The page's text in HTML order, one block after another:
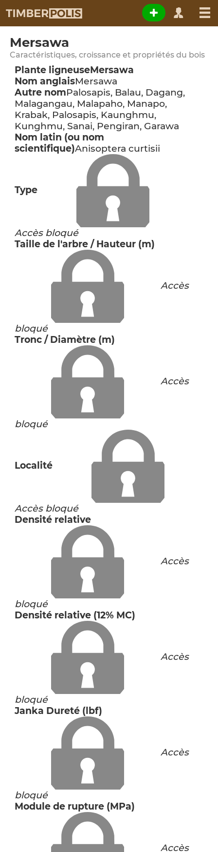
Mersawa
Caractéristiques, croissance et propriétés du bois
Plante ligneuseMersawa
Nom anglaisMersawa
Autre nomPalosapis, Balau, Dagang,
Malagangau, Malapaho, Manapo,
Krabak, Palosapis, Kaunghmu,
Kunghmu, Sanai, Pengiran, Garawa
Nom latin (ou nom
scientifique)Anisoptera curtisii
Type
Accès bloqué
Taille de l'arbre / Hauteur (m)
Accès
bloqué
Tronc / Diamètre (m)
Accès
bloqué
Localité
Accès bloqué
Densité relative
Accès
bloqué
Densité relative (12% MC)
Accès
bloqué
Janka Dureté (lbf)
Accès
bloqué
Module de rupture (MPa)
Accès